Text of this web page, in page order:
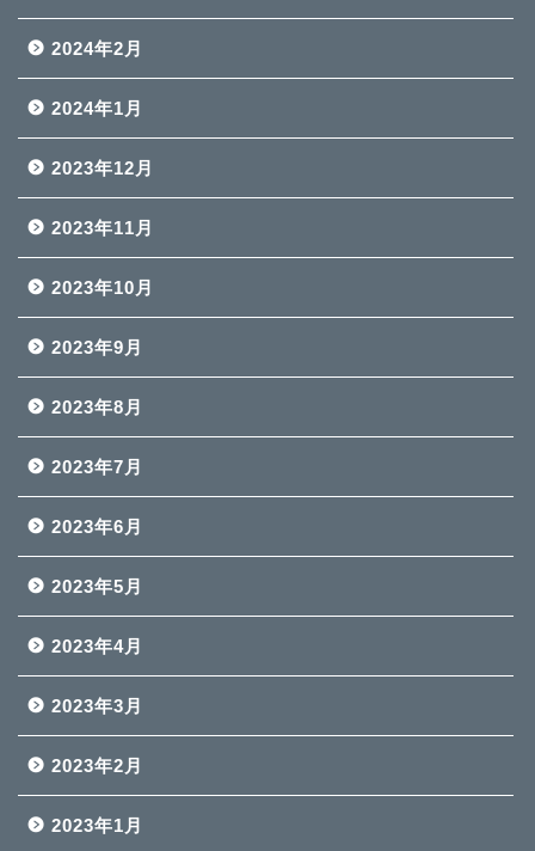
2024年2月
2024年1月
2023年12月
2023年11月
2023年10月
2023年9月
2023年8月
2023年7月
2023年6月
2023年5月
2023年4月
2023年3月
2023年2月
2023年1月